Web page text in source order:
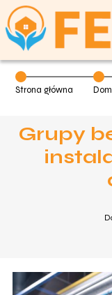
Strona główna Dom
Grupy